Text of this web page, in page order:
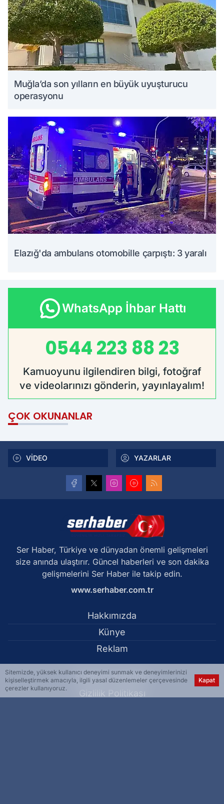
Muğla’da son yılların en büyük uyuşturucu
operasyonu
Elazığ'da ambulans otomobille çarpıştı: 3 yaralı
WhatsApp İhbar Hattı
0544 223 88 23
Kamuoyunu ilgilendiren bilgi, fotoğraf
ve videolarınızı gönderin, yayınlayalım!
ÇOK OKUNANLAR
VİDEO YAZARLAR
Ser Haber, Türkiye ve dünyadan önemli gelişmeleri
size anında ulaştırır. Güncel haberleri ve son dakika
gelişmelerini Ser Haber ile takip edin.
www.serhaber.com.tr
Hakkımızda
Künye
Reklam
Kullanım Koşulları
Gizlilik Politikası
Sitemizde, yüksek kullanıcı deneyimi sunmak ve deneyimlerinizi
kişiselleştirmek amacıyla, ilgili yasal düzenlemeler çerçevesinde
çerezler kullanıyoruz.
Kapat